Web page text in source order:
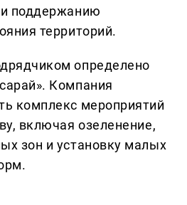
поддержанию
территорий.
определено
Компания
комплекс мероприятий
включая озеленение,
зон и установку малых